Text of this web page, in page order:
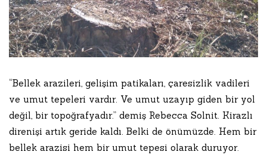
“Bellek arazileri, gelişim patikaları, çaresizlik vadileri
ve umut tepeleri vardır. Ve umut uzayıp giden bir yol
değil, bir topoğrafyadır.” demiş Rebecca Solnit. Kirazlı
direnişi artık geride kaldı. Belki de önümüzde. Hem bir
bellek arazisi hem bir umut tepesi olarak duruyor.